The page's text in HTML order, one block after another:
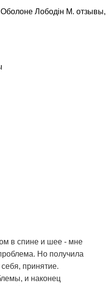
в спине и шее - мне
Но получила
принятие.
и наконец